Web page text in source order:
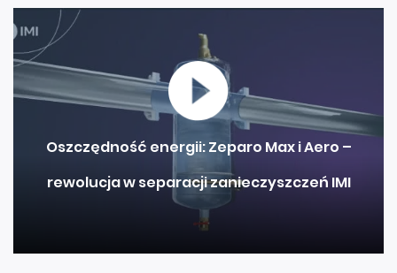
Oszczędność energii: Zeparo Max i Aero –
rewolucja w separacji zanieczyszczeń IMI